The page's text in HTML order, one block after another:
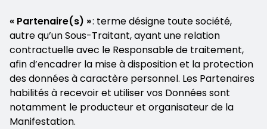
« Partenaire(s) »: terme désigne toute société,
autre qu’un Sous-Traitant, ayant une relation
contractuelle avec le Responsable de traitement,
afin d’encadrer la mise à disposition et la protection
des données à caractère personnel. Les Partenaires
habilités à recevoir et utiliser vos Données sont
notamment le producteur et organisateur de la
Manifestation.